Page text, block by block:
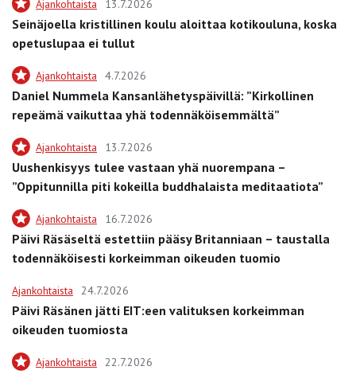
Ajankohtaista 13.7.2026
Seinäjoella kristillinen koulu aloittaa kotikouluna, koska
opetuslupaa ei tullut
Ajankohtaista 4.7.2026
Daniel Nummela Kansanlähetyspäivillä: ”Kirkollinen
repeämä vaikuttaa yhä todennäköisemmältä”
Ajankohtaista 13.7.2026
Uushenkisyys tulee vastaan yhä nuorempana –
”Oppitunnilla piti kokeilla buddhalaista meditaatiota”
Ajankohtaista 16.7.2026
Päivi Räsäseltä estettiin pääsy Britanniaan – taustalla
todennäköisesti korkeimman oikeuden tuomio
Ajankohtaista 24.7.2026
Päivi Räsänen jätti EIT:een valituksen korkeimman
oikeuden tuomiosta
Ajankohtaista 22.7.2026